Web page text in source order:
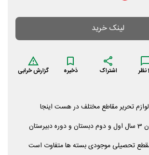
لینک خرید
نظر اشتراک ذخیره گزارش خرابی
تحریر مقاطع مختلف در هست اینجا
تحصیلی موجودی بسته ها متفاوت است